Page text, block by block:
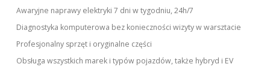
Awaryjne naprawy elektryki 7 dni w tygodniu, 24h/7
Diagnostyka komputerowa bez konieczności wizyty w warsztacie
Profesjonalny sprzęt i oryginalne części
Obsługa wszystkich marek i typów pojazdów, także hybryd i EV